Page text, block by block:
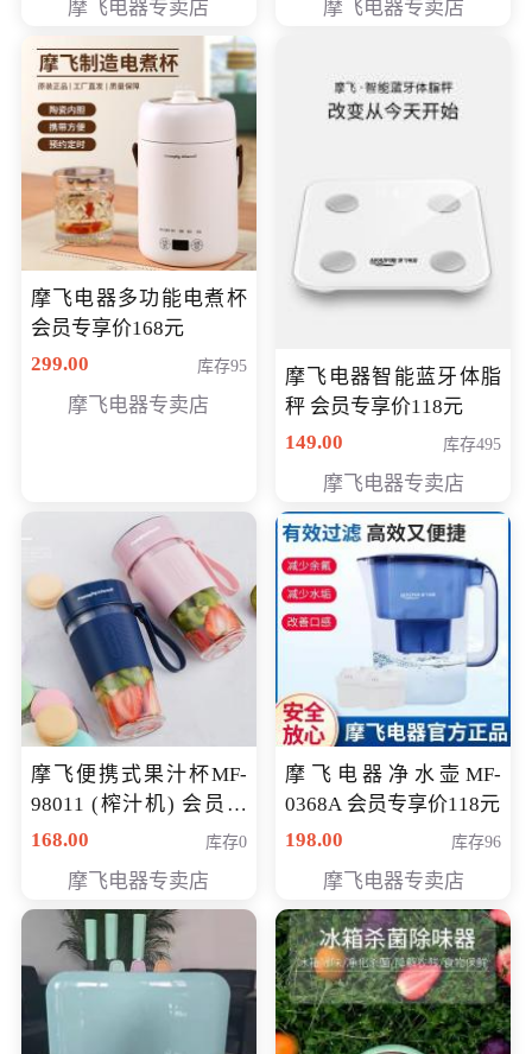
摩飞电器专卖店 摩飞电器专卖店
摩飞电器多功能电煮杯
会员专享价168元
299.00
库存95
摩飞电器专卖店
摩飞电器智能蓝牙体脂
秤 会员专享价118元
149.00
库存495
摩飞电器专卖店
摩飞便携式果汁杯MF-
98011 (榨汁机) 会员专
享价138元
168.00 库存0
摩飞电器专卖店
摩飞电器净水壶MF-
0368A 会员专享价118元
198.00
库存96
摩飞电器专卖店